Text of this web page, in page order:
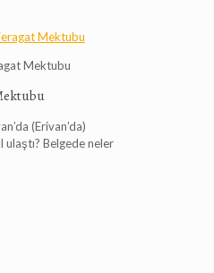
Mektubu
(Erivan’da)
ulaştı? Belgede neler